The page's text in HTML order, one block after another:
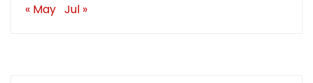
« May Jul »